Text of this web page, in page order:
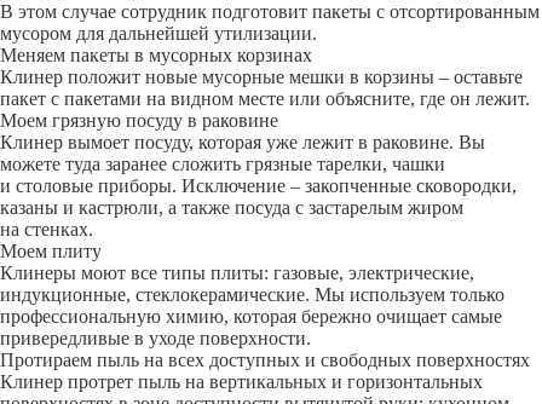
В этом случае сотрудник подготовит пакеты с отсортированным
мусором для дальнейшей утилизации.
Меняем пакеты в мусорных корзинах
Клинер положит новые мусорные мешки в корзины – оставьте
пакет с пакетами на видном месте или объясните, где он лежит.
Моем грязную посуду в раковине
Клинер вымоет посуду, которая уже лежит в раковине. Вы
можете туда заранее сложить грязные тарелки, чашки
и столовые приборы. Исключение – закопченные сковородки,
казаны и кастрюли, а также посуда с застарелым жиром
на стенках.
Моем плиту
Клинеры моют все типы плиты: газовые, электрические,
индукционные, стеклокерамические. Мы используем только
профессиональную химию, которая бережно очищает самые
привередливые в уходе поверхности.
Протираем пыль на всех доступных и свободных поверхностях
Клинер протрет пыль на вертикальных и горизонтальных